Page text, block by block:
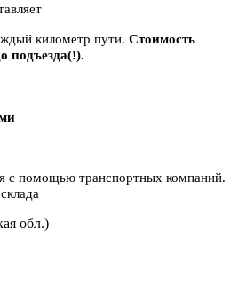
километр пути. Стоимость
подъезда(!).
с помощью транспортных компаний.
обл.)